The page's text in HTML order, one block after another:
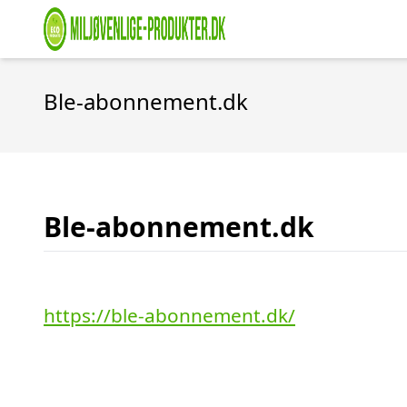
Ble-abonnement.dk
Ble-abonnement.dk
https://ble-abonnement.dk/